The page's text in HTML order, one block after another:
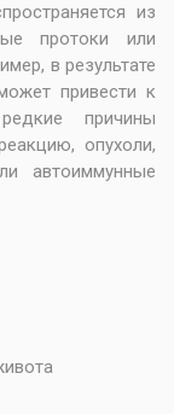
из
протоки или
в результате
привести к
причины
опухоли,
автоиммунные